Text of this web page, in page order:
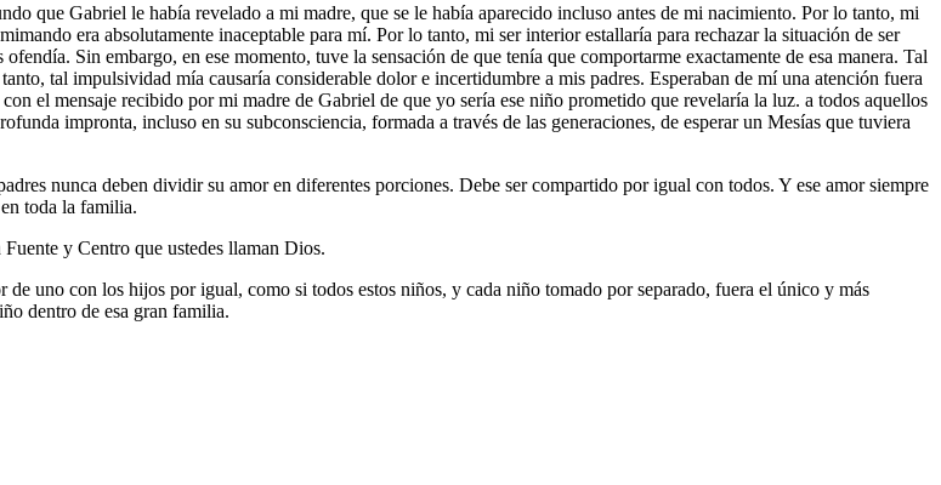
que Gabriel le había revelado a mi madre, que se le había aparecido incluso antes de mi nacimiento. Por lo tanto, mi
era absolutamente inaceptable para mí. Por lo tanto, mi ser interior estallaría para rechazar la situación de ser
Sin embargo, en ese momento, tuve la sensación de que tenía que comportarme exactamente de esa manera. Tal
tal impulsividad mía causaría considerable dolor e incertidumbre a mis padres. Esperaban de mí una atención fuera
el mensaje recibido por mi madre de Gabriel de que yo sería ese niño prometido que revelaría la luz. a todos aquellos
impronta, incluso en su subconsciencia, formada a través de las generaciones, de esperar un Mesías que tuviera
nunca deben dividir su amor en diferentes porciones. Debe ser compartido por igual con todos. Y ese amor siempre
toda la familia.
y Centro que ustedes llaman Dios.
uno con los hijos por igual, como si todos estos niños, y cada niño tomado por separado, fuera el único y más
dentro de esa gran familia.